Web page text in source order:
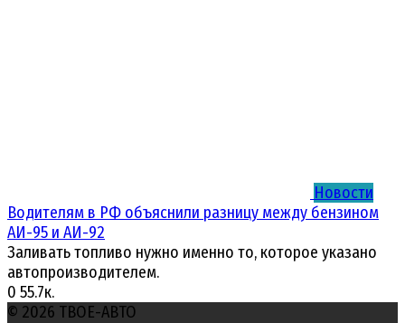
Новости
Водителям в РФ объяснили разницу между бензином
АИ-95 и АИ-92
Заливать топливо нужно именно то, которое указано
автопроизводителем.
0 55.7к.
© 2026 ТВОЕ-АВТО